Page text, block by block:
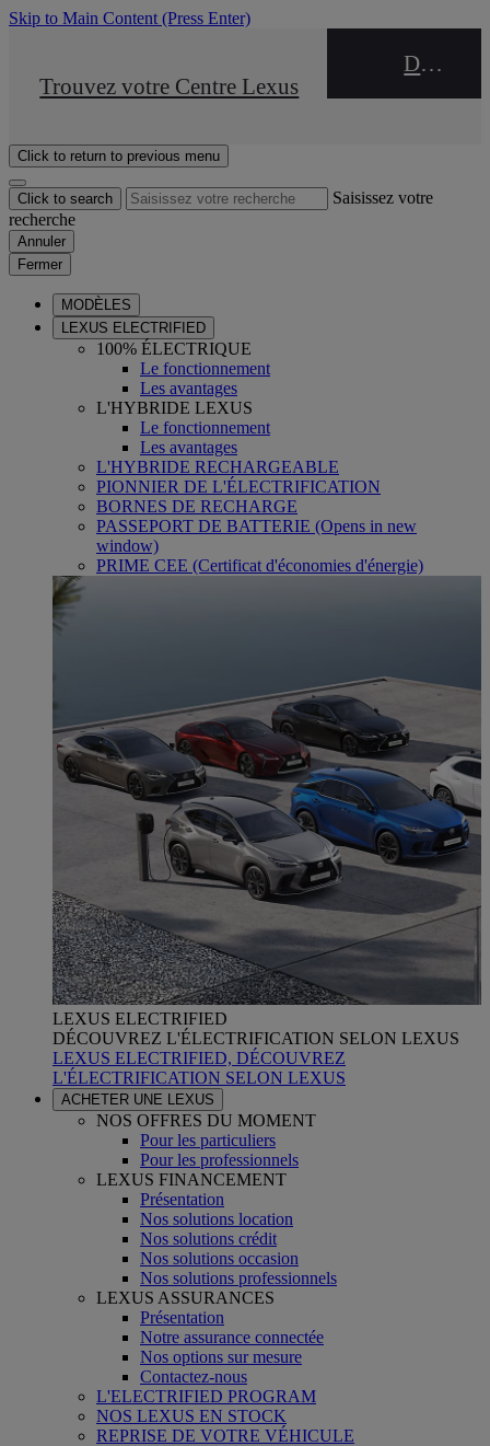
Skip to Main Content (Press Enter)
STOP DRIVE Takata
Trouvez votre Centre Lexus
DEALER NAME
Click to return to previous menu
Click to search
Saisissez votre
recherche
Annuler
Fermer
MODÈLES
LEXUS ELECTRIFIED
100% ÉLECTRIQUE
Le fonctionnement
Les avantages
L'HYBRIDE LEXUS
Le fonctionnement
Les avantages
L'HYBRIDE RECHARGEABLE
PIONNIER DE L'ÉLECTRIFICATION
BORNES DE RECHARGE
PASSEPORT DE BATTERIE (Opens in new
window)
PRIME CEE (Certificat d'économies d'énergie)
LEXUS ELECTRIFIED
DÉCOUVREZ L'ÉLECTRIFICATION SELON LEXUS
LEXUS ELECTRIFIED, DÉCOUVREZ
L'ÉLECTRIFICATION SELON LEXUS
ACHETER UNE LEXUS
NOS OFFRES DU MOMENT
Pour les particuliers
Pour les professionnels
LEXUS FINANCEMENT
Présentation
Nos solutions location
Nos solutions crédit
Nos solutions occasion
Nos solutions professionnels
LEXUS ASSURANCES
Présentation
Notre assurance connectée
Nos options sur mesure
Contactez-nous
L'ELECTRIFIED PROGRAM
NOS LEXUS EN STOCK
REPRISE DE VOTRE VÉHICULE